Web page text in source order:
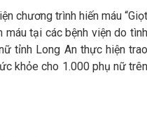
chương trình hiến máu “Giọt
tại các bệnh viện do tình
tỉnh Long An thực hiện trao
khỏe cho 1.000 phụ nữ trên